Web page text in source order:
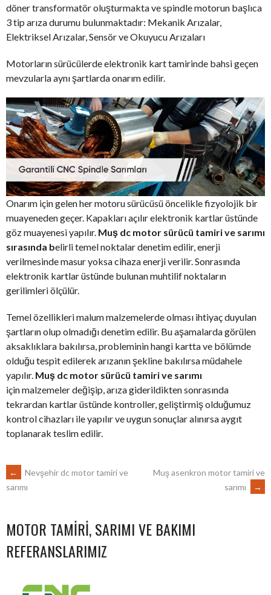
döner transformatör oluşturmakta ve spindle motorun başlıca
3 tip arıza durumu bulunmaktadır: Mekanik Arızalar,
Elektriksel Arızalar, Sensör ve Okuyucu Arızaları
Motorların sürücülerde elektronik kart tamirinde bahsi geçen
mevzularla aynı şartlarda onarım edilir.
Onarım için gelen her motoru sürücüsü öncelikle fizyolojik bir
muayeneden geçer. Kapakları açılır elektronik kartlar üstünde
göz muayenesi yapılır. Muş dc motor sürücü tamiri ve sarımı
sırasında belirli temel noktalar denetim edilir, enerji
verilmesinde masur yoksa cihaza enerji verilir. Sonrasında
elektronik kartlar üstünde bulunan muhtilif noktaların
gerilimleri ölçülür.
Temel özellikleri malum malzemelerde olması ihtiyaç duyulan
şartların olup olmadığı denetim edilir. Bu aşamalarda görülen
aksaklıklara bakılırsa, probleminin hangi kartta ve bölümde
olduğu tespit edilerek arızanın şekline bakılırsa müdahele
yapılır. Muş dc motor sürücü tamiri ve sarımı
için malzemeler değişip, arıza giderildikten sonrasında
tekrardan kartlar üstünde kontroller, geliştirmiş olduğumuz
kontrol cihazları ile yapılır ve uygun sonuçlar alınırsa aygıt
toplanarak teslim edilir.
POST
NAVIGATION
←
Nevşehir dc motor tamiri ve
sarımı
Muş asenkron motor tamiri ve
sarımı
→
MOTOR TAMIRI, SARIMI VE BAKIMI
REFERANSLARIMIZ